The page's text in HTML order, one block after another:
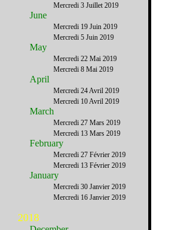
Mercredi 3 Juillet 2019
June
Mercredi 19 Juin 2019
Mercredi 5 Juin 2019
May
Mercredi 22 Mai 2019
Mercredi 8 Mai 2019
April
Mercredi 24 Avril 2019
Mercredi 10 Avril 2019
March
Mercredi 27 Mars 2019
Mercredi 13 Mars 2019
February
Mercredi 27 Février 2019
Mercredi 13 Février 2019
January
Mercredi 30 Janvier 2019
Mercredi 16 Janvier 2019
2018